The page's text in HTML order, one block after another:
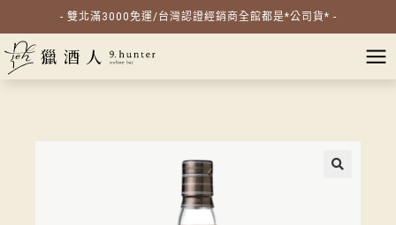
- 雙北滿3000免運/台灣認證經銷商全館都是*公司貨* -